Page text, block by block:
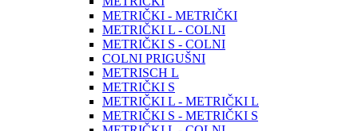
METRIČKI - METRIČKI
METRIČKI L - COLNI
METRIČKI S - COLNI
COLNI PRIGUŠNI
METRISCH L
METRIČKI S
METRIČKI L - METRIČKI L
METRIČKI S - METRIČKI S